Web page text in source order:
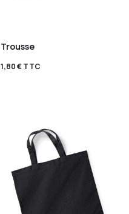
Trousse
1,80€TTC